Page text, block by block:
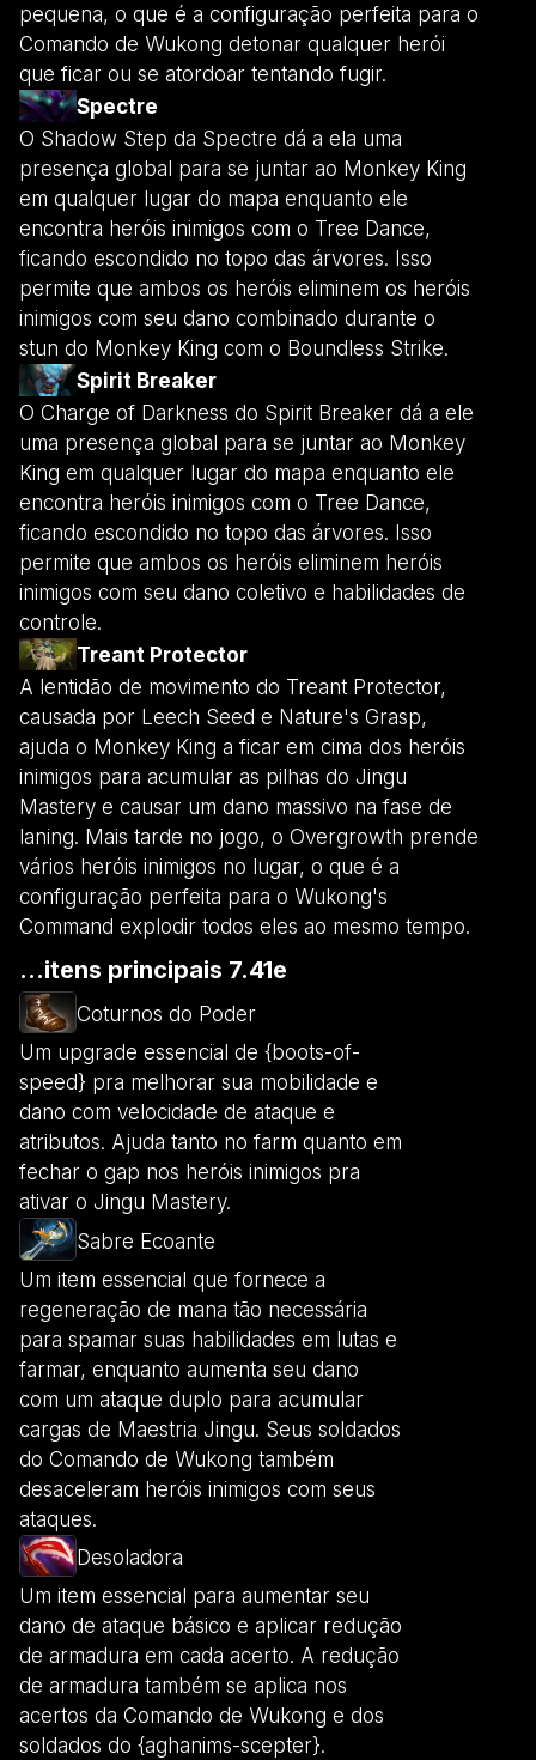
pequena, o que é a configuração perfeita para o
Comando de Wukong detonar qualquer herói
que ficar ou se atordoar tentando fugir.
Spectre
O Shadow Step da Spectre dá a ela uma
presença global para se juntar ao Monkey King
em qualquer lugar do mapa enquanto ele
encontra heróis inimigos com o Tree Dance,
ficando escondido no topo das árvores. Isso
permite que ambos os heróis eliminem os heróis
inimigos com seu dano combinado durante o
stun do Monkey King com o Boundless Strike.
Spirit Breaker
O Charge of Darkness do Spirit Breaker dá a ele
uma presença global para se juntar ao Monkey
King em qualquer lugar do mapa enquanto ele
encontra heróis inimigos com o Tree Dance,
ficando escondido no topo das árvores. Isso
permite que ambos os heróis eliminem heróis
inimigos com seu dano coletivo e habilidades de
controle.
Treant Protector
A lentidão de movimento do Treant Protector,
causada por Leech Seed e Nature's Grasp,
ajuda o Monkey King a ficar em cima dos heróis
inimigos para acumular as pilhas do Jingu
Mastery e causar um dano massivo na fase de
laning. Mais tarde no jogo, o Overgrowth prende
vários heróis inimigos no lugar, o que é a
configuração perfeita para o Wukong's
Command explodir todos eles ao mesmo tempo.
...itens principais 7.41e
Coturnos do Poder
Um upgrade essencial de {boots-of-
speed} pra melhorar sua mobilidade e
dano com velocidade de ataque e
atributos. Ajuda tanto no farm quanto em
fechar o gap nos heróis inimigos pra
ativar o Jingu Mastery.
Sabre Ecoante
Um item essencial que fornece a
regeneração de mana tão necessária
para spamar suas habilidades em lutas e
farmar, enquanto aumenta seu dano
com um ataque duplo para acumular
cargas de Maestria Jingu. Seus soldados
do Comando de Wukong também
desaceleram heróis inimigos com seus
ataques.
Desoladora
Um item essencial para aumentar seu
dano de ataque básico e aplicar redução
de armadura em cada acerto. A redução
de armadura também se aplica nos
acertos da Comando de Wukong e dos
soldados do {aghanims-scepter}.